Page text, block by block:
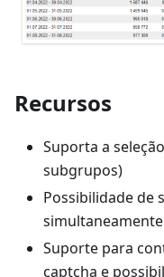
Recursos
Suporta a
subgrupos)
Possibilidade de
Suporte para
captcha e